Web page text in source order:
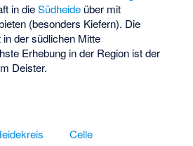
in dieSüdheide über mit
(besonders Kiefern). Die
der südlichen Mitte
Erhebung in der Region ist der
Deister.
Celle